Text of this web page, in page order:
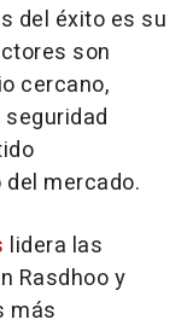
del éxito es su
son
cercano,
mercado.
lidera las
Rasdhoo y
más